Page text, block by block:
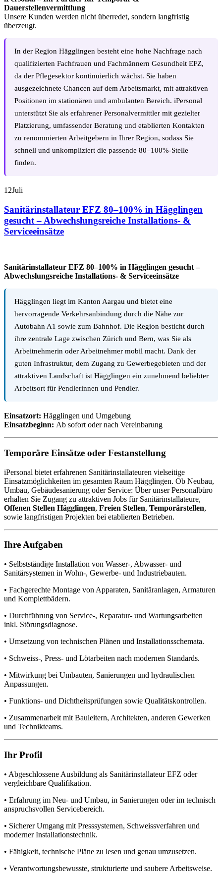
Dauerstellenvermittlung
Unsere Kunden werden nicht überredet, sondern langfristig
überzeugt.
In der Region Hägglingen besteht eine hohe Nachfrage nach
qualifizierten Fachfrauen und Fachmännern Gesundheit EFZ,
da der Pflegesektor kontinuierlich wächst. Sie haben
ausgezeichnete Chancen auf dem Arbeitsmarkt, mit attraktiven
Positionen im stationären und ambulanten Bereich. iPersonal
unterstützt Sie als erfahrener Personalvermittler mit gezielter
Platzierung, umfassender Beratung und etablierten Kontakten
zu renommierten Arbeitgebern in Ihrer Region, sodass Sie
schnell und unkompliziert die passende 80–100%-Stelle
finden.
12Juli
Sanitärinstallateur EFZ 80–100% in Hägglingen
gesucht – Abwechslungsreiche Installations- &
Serviceeinsätze
Sanitärinstallateur EFZ 80–100% in Hägglingen gesucht –
Abwechslungsreiche Installations- & Serviceeinsätze
Hägglingen liegt im Kanton Aargau und bietet eine
hervorragende Verkehrsanbindung durch die Nähe zur
Autobahn A1 sowie zum Bahnhof. Die Region besticht durch
ihre zentrale Lage zwischen Zürich und Bern, was Sie als
Arbeitnehmerin oder Arbeitnehmer mobil macht. Dank der
guten Infrastruktur, dem Zugang zu Gewerbegebieten und der
attraktiven Landschaft ist Hägglingen ein zunehmend beliebter
Arbeitsort für Pendlerinnen und Pendler.
Einsatzort: Hägglingen und Umgebung
Einsatzbeginn: Ab sofort oder nach Vereinbarung
Temporäre Einsätze oder Festanstellung
iPersonal bietet erfahrenen Sanitärinstallateuren vielseitige
Einsatzmöglichkeiten im gesamten Raum Hägglingen. Ob Neubau,
Umbau, Gebäudesanierung oder Service: Über unser Personalbüro
erhalten Sie Zugang zu attraktiven Jobs für Sanitärinstallateure,
Offenen Stellen Hägglingen, Freien Stellen, Temporärstellen,
sowie langfristigen Projekten bei etablierten Betrieben.
Ihre Aufgaben
• Selbstständige Installation von Wasser-, Abwasser- und
Sanitärsystemen in Wohn-, Gewerbe- und Industriebauten.
• Fachgerechte Montage von Apparaten, Sanitäranlagen, Armaturen
und Komplettbädern.
• Durchführung von Service-, Reparatur- und Wartungsarbeiten
inkl. Störungsdiagnose.
• Umsetzung von technischen Plänen und Installationsschemata.
• Schweiss-, Press- und Lötarbeiten nach modernen Standards.
• Mitwirkung bei Umbauten, Sanierungen und hydraulischen
Anpassungen.
• Funktions- und Dichtheitsprüfungen sowie Qualitätskontrollen.
• Zusammenarbeit mit Bauleitern, Architekten, anderen Gewerken
und Technikteams.
Ihr Profil
• Abgeschlossene Ausbildung als Sanitärinstallateur EFZ oder
vergleichbare Qualifikation.
• Erfahrung im Neu- und Umbau, in Sanierungen oder im technisch
anspruchsvollen Servicebereich.
• Sicherer Umgang mit Presssystemen, Schweissverfahren und
moderner Installationstechnik.
• Fähigkeit, technische Pläne zu lesen und genau umzusetzen.
• Verantwortungsbewusste, strukturierte und saubere Arbeitsweise.